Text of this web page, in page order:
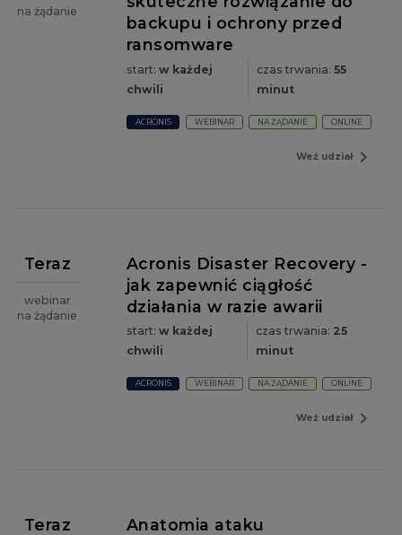
na żądanie
backupu i ochrony przed
ransomware
start: w każdej
chwili
czas trwania:55
minut
ACRONIS WEBINAR NA ŻĄDANIE ONLINE
Weź udziałnavigate_next
Teraz
webinar
na żądanie
Acronis Disaster Recovery -
jak zapewnić ciągłość
działania w razie awarii
start: w każdej
chwili
czas trwania: 25
minut
ACRONIS WEBINAR NA ŻĄDANIE ONLINE
Weź udziałnavigate_next
Teraz
Anatomia ataku